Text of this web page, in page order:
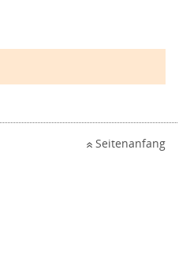
Seitenanfang